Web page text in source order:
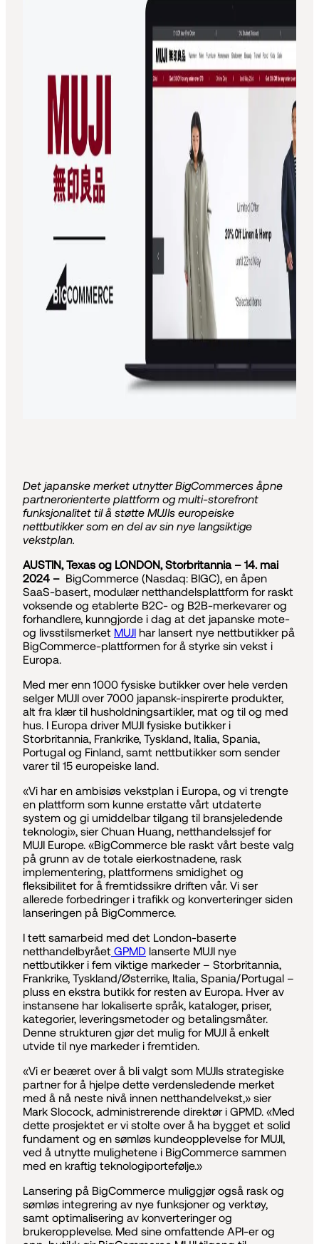
Det japanske merket utnytter BigCommerces åpne
partnerorienterte plattform og multi-storefront
funksjonalitet til å støtte MUJIs europeiske
nettbutikker som en del av sin nye langsiktige
vekstplan.
AUSTIN, Texas og LONDON, Storbritannia – 14. mai
2024 – BigCommerce (Nasdaq: BIGC), en åpen
SaaS-basert, modulær netthandelsplattform for raskt
voksende og etablerte B2C- og B2B-merkevarer og
forhandlere, kunngjorde i dag at det japanske mote-
og livsstilsmerket MUJI har lansert nye nettbutikker på
BigCommerce-plattformen for å styrke sin vekst i
Europa.
Med mer enn 1000 fysiske butikker over hele verden
selger MUJI over 7000 japansk-inspirerte produkter,
alt fra klær til husholdningsartikler, mat og til og med
hus. I Europa driver MUJI fysiske butikker i
Storbritannia, Frankrike, Tyskland, Italia, Spania,
Portugal og Finland, samt nettbutikker som sender
varer til 15 europeiske land.
«Vi har en ambisiøs vekstplan i Europa, og vi trengte
en plattform som kunne erstatte vårt utdaterte
system og gi umiddelbar tilgang til bransjeledende
teknologi», sier Chuan Huang, netthandelssjef for
MUJI Europe. «BigCommerce ble raskt vårt beste valg
på grunn av de totale eierkostnadene, rask
implementering, plattformens smidighet og
fleksibilitet for å fremtidssikre driften vår. Vi ser
allerede forbedringer i trafikk og konverteringer siden
lanseringen på BigCommerce.
I tett samarbeid med det London-baserte
netthandelbyrået GPMD lanserte MUJI nye
nettbutikker i fem viktige markeder – Storbritannia,
Frankrike, Tyskland/Østerrike, Italia, Spania/Portugal –
pluss en ekstra butikk for resten av Europa. Hver av
instansene har lokaliserte språk, kataloger, priser,
kategorier, leveringsmetoder og betalingsmåter.
Denne strukturen gjør det mulig for MUJI å enkelt
utvide til nye markeder i fremtiden.
«Vi er beæret over å bli valgt som MUJIs strategiske
partner for å hjelpe dette verdensledende merket
med å nå neste nivå innen netthandelvekst,» sier
Mark Slocock, administrerende direktør i GPMD. «Med
dette prosjektet er vi stolte over å ha bygget et solid
fundament og en sømløs kundeopplevelse for MUJI,
ved å utnytte mulighetene i BigCommerce sammen
med en kraftig teknologiportefølje.»
Lansering på BigCommerce muliggjør også rask og
sømløs integrering av nye funksjoner og verktøy,
samt optimalisering av konverteringer og
brukeropplevelse. Med sine omfattende API-er og